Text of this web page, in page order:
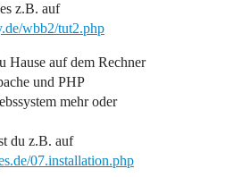
z.B. auf
wbb2/tut2.php
Hause auf dem Rechner
und PHP
mehr oder
du z.B. auf
07.installation.php